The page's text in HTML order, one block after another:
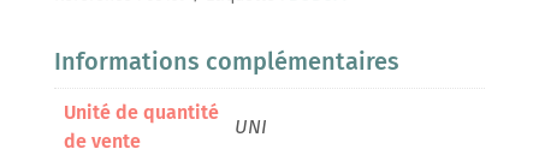
Informations complémentaires
Unité de quantité
de vente
UNI